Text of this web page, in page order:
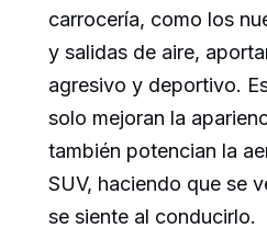
carrocería, como los
y salidas de aire,
agresivo y deportivo.
solo mejoran la
también potencian la
SUV, haciendo que se
se siente al conducirlo.